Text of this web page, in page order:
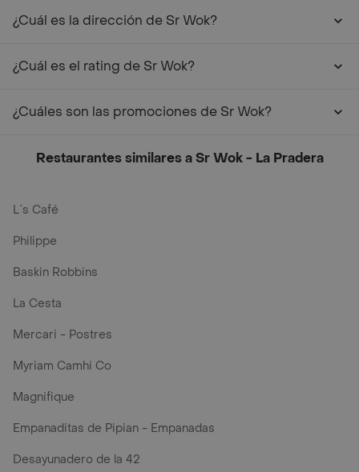
¿Cuál es la dirección de Sr Wok?
¿Cuál es el rating de Sr Wok?
¿Cuáles son las promociones de Sr Wok?
Restaurantes similares a Sr Wok - La Pradera
L´s Café
Philippe
Baskin Robbins
La Cesta
Mercari - Postres
Myriam Camhi Co
Magnifique
Empanaditas de Pipian - Empanadas
Desayunadero de la 42